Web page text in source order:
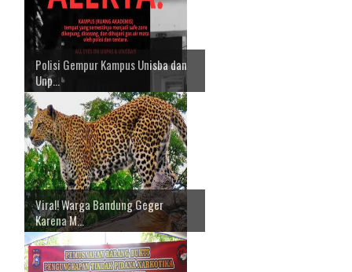
Polisi Gempur Kampus Unisba dan
Unp...
Viral! Warga Bandung Geger
Karena M...